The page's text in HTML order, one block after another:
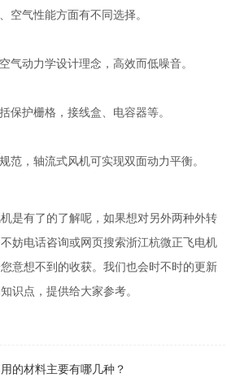
空气性能方面有不同选择。
气动力学设计理念，高效而低噪音。
保护栅格，接线盒、电容器等。
范，轴流式风机可实现双面动力平衡。
是有了的了解呢，如果想对另外两种外转
妨电话咨询或网页搜索浙江杭微正飞电机
意想不到的收获。我们也会时不时的更新
识点，提供给大家参考。
的材料主要有哪几种？